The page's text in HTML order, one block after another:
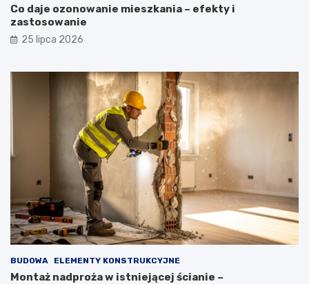
Co daje ozonowanie mieszkania – efekty i
zastosowanie
25 lipca 2026
BUDOWA ELEMENTY KONSTRUKCYJNE
Montaż nadproża w istniejącej ścianie –